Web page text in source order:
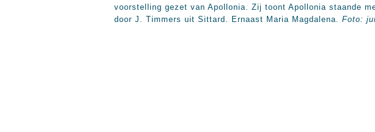
voorstelling gezet van Apollonia. Zij toont Apollonia staande
door J. Timmers uit Sittard. Ernaast Maria Magdalena. Foto: